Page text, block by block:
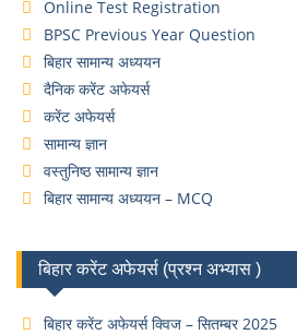
Online Test Registration
BPSC Previous Year Question
बिहार सामान्य अध्ययन
दैनिक करेंट अफेयर्स
करेंट अफेयर्स
सामान्य ज्ञान
वस्तुनिष्ठ सामान्य ज्ञान
बिहार सामान्य अध्ययन – MCQ
बिहार करेंट अफेयर्स (प्रश्न अभ्यास )
बिहार करेंट अफेयर्स क्विज – सितम्बर 2025